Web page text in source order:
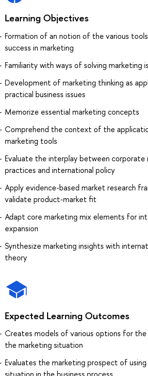
Learning Objectives
Formation of an notion of the various
success in marketing
Familiarity with ways of solving marketing
Development of marketing thinking as
practical business issues
Memorize essential marketing concepts
Comprehend the context of the
marketing tools
Evaluate the interplay between corporate
practices and international policy
Apply evidence-based market research
validate product-market fit
Adapt core marketing mix elements for
expansion
Synthesize marketing insights with
theory
Expected Learning Outcomes
Creates models of various options for
the marketing situation
Evaluates the marketing prospect of